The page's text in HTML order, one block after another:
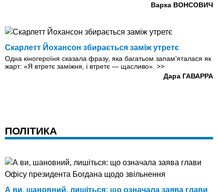
Варка ВОНСОВИЧ
Скарлетт Йохансон збирається заміж утретє
Одна кіногероїня сказала фразу, яка багатьом запам’яталася як
жарт: «Я втретє заміжня, і втретє — щасливо». >>
Дара ГАВАРРА
ПОЛІТИКА
А ви, шановний, лишіться: що означала заява глави